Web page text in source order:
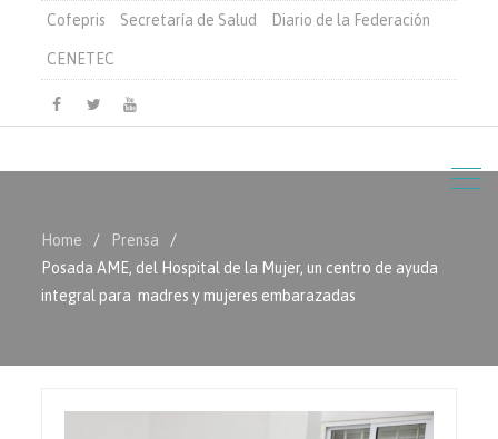
Cofepris Secretaría de Salud Diario de la Federación
CENETEC
Facebook
TwitterYoutube
Home
Prensa
Posada AME, del Hospital de la Mujer, un centro de ayuda
integral para madres y mujeres embarazadas